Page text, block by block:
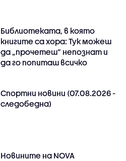
Библиотеката, в която
книгите са хора: Тук можеш
да „прочетеш“ непознат и
да го попиташ всичко
Спортни новини (07.08.2026 -
следобедна)
Новините на NOVA